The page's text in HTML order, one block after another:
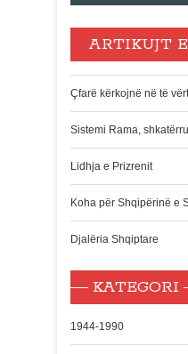
ARTIKUJT
Çfarë kërkojnë në të
Sistemi Rama,
Lidhja e Prizrenit
Koha për Shqipërinë e
Djalëria Shqiptare
KATEGORI
1944-1990